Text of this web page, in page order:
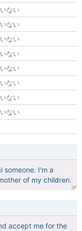
ない
ない
ない
ない
ない
ない
ない
ない
someone. I'm a
of my children.
accept me for the